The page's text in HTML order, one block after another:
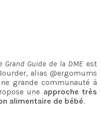
Grand Guide de la DME est
alias @ergomums
grande communauté à
une approche très
alimentaire de bébé.